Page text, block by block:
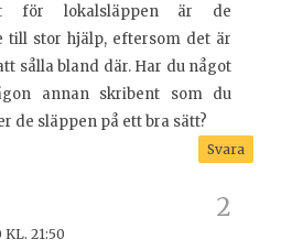
för lokalsläppen är de
till stor hjälp, eftersom det är
sålla bland där. Har du något
annan skribent som du
de släppen på ett bra sätt?
Svara
KL. 21:50